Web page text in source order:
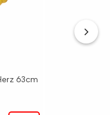
63cm